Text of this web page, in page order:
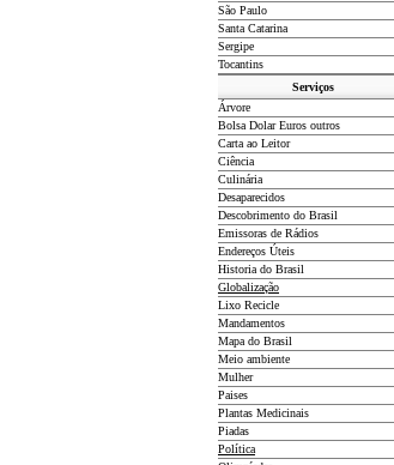
São Paulo
Santa Catarina
Sergipe
Tocantins
Serviços
Árvore
Bolsa Dolar Euros outros
Carta ao Leitor
Ciência
Culinária
Desaparecidos
Descobrimento do Brasil
Emissoras de Rádios
Endereços Úteis
Historia do Brasil
Globalização
Lixo Recicle
Mandamentos
Mapa do Brasil
Meio ambiente
Mulher
Paises
Plantas Medicinais
Piadas
Política